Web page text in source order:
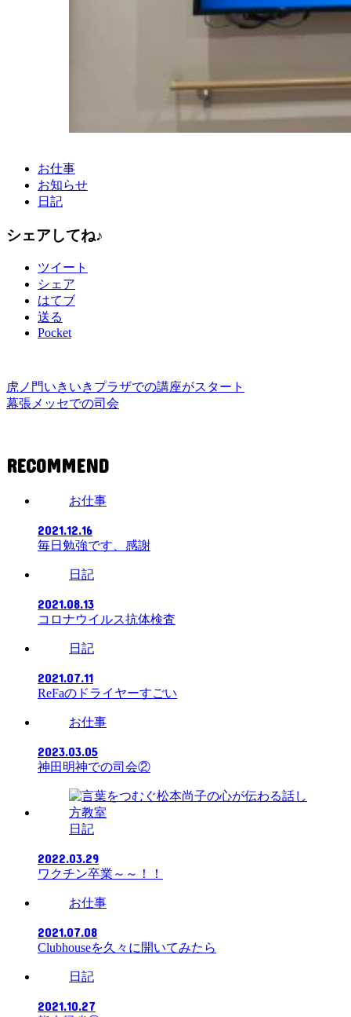
お仕事
お知らせ
日記
シェアしてね♪
ツイート
シェア
はてブ
送る
Pocket
虎ノ門いきいきプラザでの講座がスタート
幕張メッセでの司会
RECOMMEND
お仕事
2021.12.16
毎日勉強です、感謝
日記
2021.08.13
コロナウイルス抗体検査
日記
2021.07.11
ReFaのドライヤーすごい
お仕事
2023.03.05
神田明神での司会②
日記
2022.03.29
ワクチン卒業～～！！
お仕事
2021.07.08
Clubhouseを久々に開いてみたら
日記
2021.10.27